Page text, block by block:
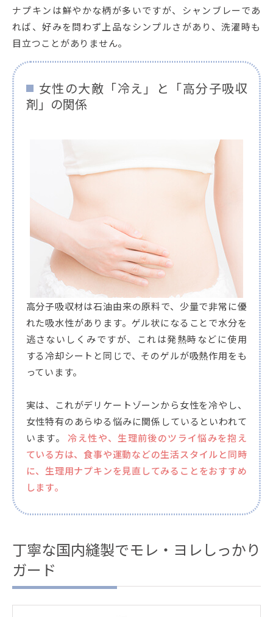
ナプキンは鮮やかな柄が多いですが、シャンブレーであ
れば、好みを問わず上品なシンプルさがあり、洗濯時も
目立つことがありません。
女性の大敵「冷え」と「高分子吸収
剤」の関係
高分子吸収材は石油由来の原料で、少量で非常に優
れた吸水性があります。ゲル状になることで水分を
逃さないしくみですが、これは発熱時などに使用
する冷却シートと同じで、そのゲルが吸熱作用をも
っています。
実は、これがデリケートゾーンから女性を冷やし、
女性特有のあらゆる悩みに関係しているといわれて
います。 冷え性や、生理前後のツライ悩みを抱え
ている方は、食事や運動などの生活スタイルと同時
に、生理用ナプキンを見直してみることをおすすめ
します。
丁寧な国内縫製でモレ・ヨレしっかり
ガード